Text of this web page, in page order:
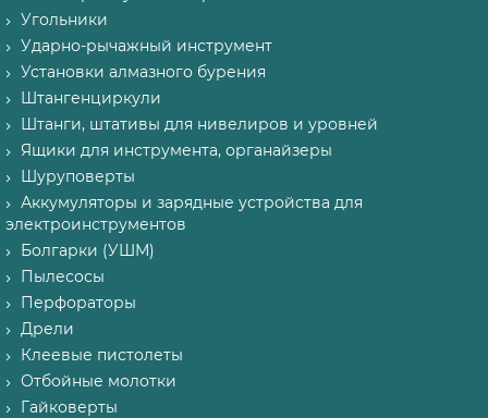
Угольники
Ударно-рычажный инструмент
Установки алмазного бурения
Штангенциркули
Штанги, штативы для нивелиров и уровней
Ящики для инструмента, органайзеры
Шуруповерты
Аккумуляторы и зарядные устройства для
электроинструментов
Болгарки (УШМ)
Пылесосы
Перфораторы
Дрели
Клеевые пистолеты
Отбойные молотки
Гайковерты